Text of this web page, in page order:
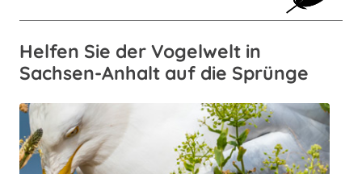
Helfen Sie der Vogelwelt in
Sachsen-Anhalt auf die Sprünge